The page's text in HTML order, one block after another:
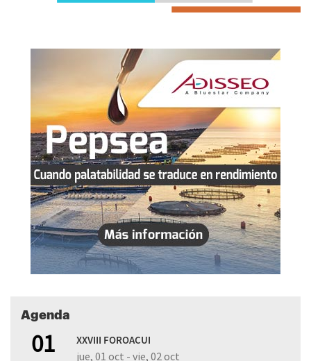
Agenda
01 XXVIII FOROACUI
jue, 01 oct - vie, 02 oct